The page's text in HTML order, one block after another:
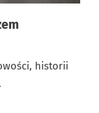
historii